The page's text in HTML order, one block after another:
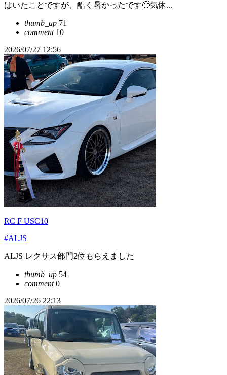
はいたことですが、酷く暑かったです🥵気休...
thumb_up 71
comment10
2026/07/27 12:56
RC F USC10
#ALJS
ALJS レクサス部門2位もらえました
thumb_up 54
comment0
2026/07/26 22:13